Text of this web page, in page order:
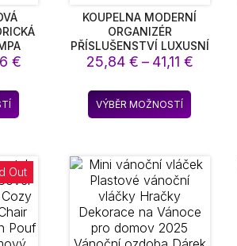
3
€
Tento
produkt
variant.
Možnosti
lze
vybrat
na
KOUPELNA MODERNÍ
ORGANIZÉR
PŘÍSLUŠENSTVÍ LUXUSNÍ
KOUPELNOVÉ POLICE
NÁSTĚNNÁ POLICE
ŠAMPONOVÝ DRŽÁK NA
RUČNÍKY
25,84 € – 41,11 €Rozpětí
VÝBĚR MOŽNOSTÍ
Tento
produkt
variant.
vybrat
na
Out